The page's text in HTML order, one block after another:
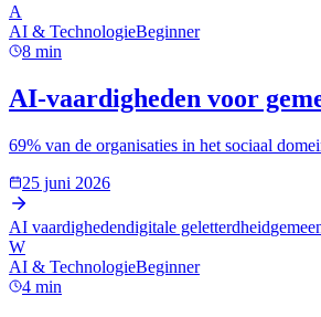
A
AI & TechnologieBeginner
8 min
AI-vaardigheden voor
69% van de organisaties in het sociaal
25 juni 2026
AI vaardighedendigitale geletterdheid
W
AI & TechnologieBeginner
4 min